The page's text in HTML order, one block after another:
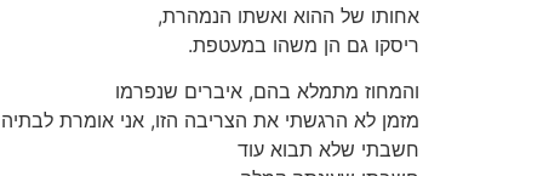
אחותו של ההוא ואשתו הנמהרת,
ריסקו גם הן משהו במעטפת.
והמחוז מתמלא בהם, איברים שנפרמו
מזמן לא הרגשתי את הצריבה הזו, אני אומרת לבתיה
חשבתי שלא תבוא עוד